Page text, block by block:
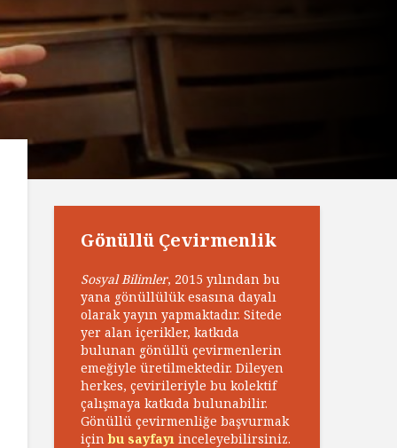
Gönüllü Çevirmenlik
Sosyal Bilimler, 2015 yılından bu
yana gönüllülük esasına dayalı
olarak yayın yapmaktadır. Sitede
yer alan içerikler, katkıda
bulunan gönüllü çevirmenlerin
emeğiyle üretilmektedir. Dileyen
herkes, çevirileriyle bu kolektif
çalışmaya katkıda bulunabilir.
Gönüllü çevirmenliğe başvurmak
içinbu sayfayı inceleyebilirsiniz.